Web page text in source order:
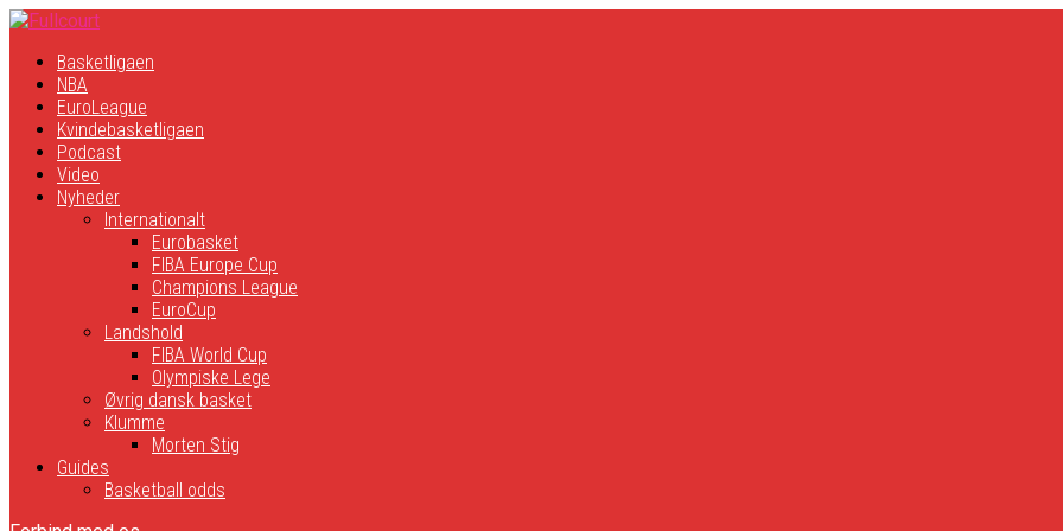
Basketligaen
NBA
EuroLeague
Kvindebasketligaen
Podcast
Video
Nyheder
Internationalt
Eurobasket
FIBA Europe Cup
Champions League
EuroCup
Landshold
FIBA World Cup
Olympiske Lege
Øvrig dansk basket
Klumme
Morten Stig
Guides
Basketball odds